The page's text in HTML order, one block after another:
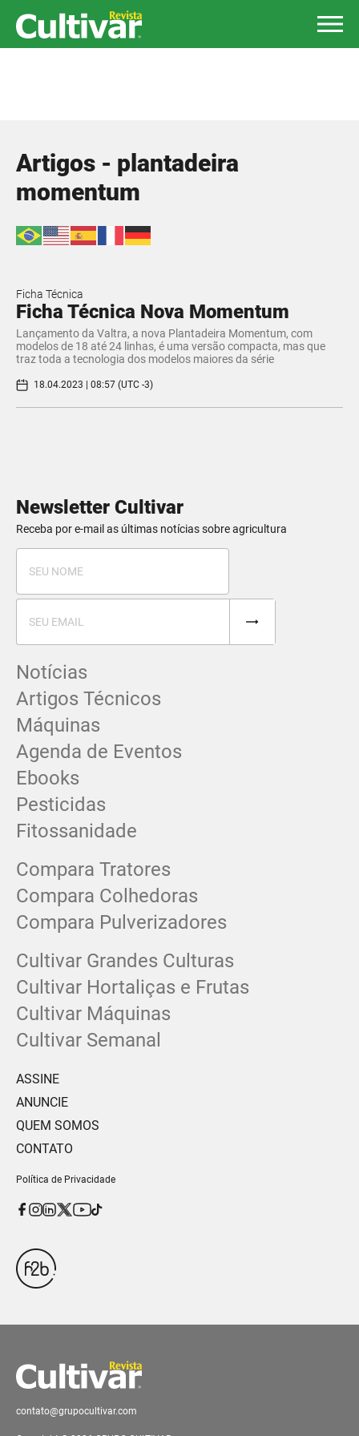
Artigos - plantadeira
momentum
Ficha Técnica
Ficha Técnica Nova Momentum
Lançamento da Valtra, a nova Plantadeira Momentum, com
modelos de 18 até 24 linhas, é uma versão compacta, mas que
traz toda a tecnologia dos modelos maiores da série
18.04.2023 | 08:57 (UTC -3)
Newsletter Cultivar
Receba por e-mail as últimas notícias sobre agricultura
Notícias
Artigos Técnicos
Máquinas
Agenda de Eventos
Ebooks
Pesticidas
Fitossanidade
Compara Tratores
Compara Colhedoras
Compara Pulverizadores
Cultivar Grandes Culturas
Cultivar Hortaliças e Frutas
Cultivar Máquinas
Cultivar Semanal
ASSINE
ANUNCIE
QUEM SOMOS
CONTATO
Política de Privacidade
contato@grupocultivar.com